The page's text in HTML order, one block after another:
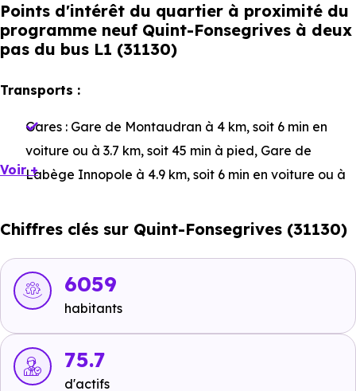
Points d'intérêt du quartier à proximité du
programme neuf Quint-Fonsegrives à deux
pas du bus L1 (31130)
Transports :
Gares : Gare de Montaudran à 4 km, soit 6 min en
voiture ou à 3.7 km, soit 45 min à pied, Gare de
Labège Innopole à 4.9 km, soit 6 min en voiture ou à
km, soit 9 min en voiture ou à 6.8 km, soit 1h 22 min à
Bus :
Ligne 107 - Ligne 83 - Ligne L1 : Clinique la Croix
du Sud
à 5 m en voiture ou à 53 m, soit 1 min à pied
à
491 m, soit 1 min en voiture ou à 340 m, soit 4 min à
pied
Voir +
Chiffres clés sur Quint-Fonsegrives (31130)
6059
habitants
75.7
d'actifs